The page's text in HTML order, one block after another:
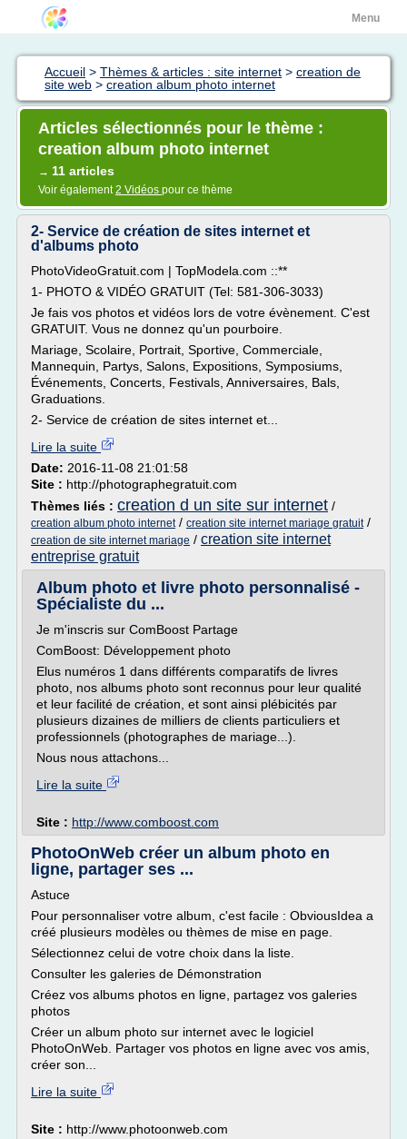
Menu
Accueil > Thèmes & articles : site internet > creation de
site web > creation album photo internet
Articles sélectionnés pour le thème :
creation album photo internet
→ 11 articles
Voir également2 Vidéos pour ce thème
2- Service de création de sites internet et
d'albums photo
PhotoVideoGratuit.com | TopModela.com ::**
1- PHOTO & VIDÉO GRATUIT (Tel: 581-306-3033)
Je fais vos photos et vidéos lors de votre évènement. C'est
GRATUIT. Vous ne donnez qu'un pourboire.
Mariage, Scolaire, Portrait, Sportive, Commerciale,
Mannequin, Partys, Salons, Expositions, Symposiums,
Événements, Concerts, Festivals, Anniversaires, Bals,
Graduations.
2- Service de création de sites internet et...
Lire la suite
Date: 2016-11-08 21:01:58
Site : http://photographegratuit.com
Thèmes liés : creation d un site sur internet /
creation album photo internet/ creation site internet mariage gratuit/
creation de site internet mariage / creation site internet
entreprise gratuit
Album photo et livre photo personnalisé -
Spécialiste du ...
Je m'inscris sur ComBoost Partage
ComBoost: Développement photo
Elus numéros 1 dans différents comparatifs de livres
photo, nos albums photo sont reconnus pour leur qualité
et leur facilité de création, et sont ainsi plébicités par
plusieurs dizaines de milliers de clients particuliers et
professionnels (photographes de mariage...).
Nous nous attachons...
Lire la suite
Site : http://www.comboost.com
PhotoOnWeb créer un album photo en
ligne, partager ses ...
Astuce
Pour personnaliser votre album, c'est facile : ObviousIdea a
créé plusieurs modèles ou thèmes de mise en page.
Sélectionnez celui de votre choix dans la liste.
Consulter les galeries de Démonstration
Créez vos albums photos en ligne, partagez vos galeries
photos
Créer un album photo sur internet avec le logiciel
PhotoOnWeb. Partager vos photos en ligne avec vos amis,
créer son...
Lire la suite
Site : http://www.photoonweb.com